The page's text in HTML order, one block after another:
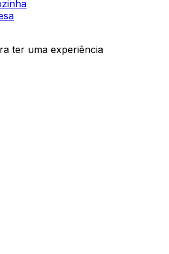
ter uma experiência